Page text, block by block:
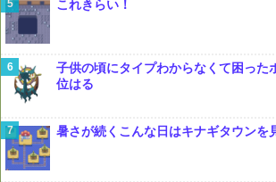
これきらい！
子供の頃にタイプわからなくて困った
位はる
暑さが続くこんな日はキナギタウンを